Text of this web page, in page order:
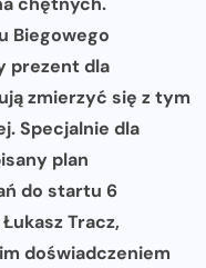
Biegowego
prezent dla
zmierzyć się z tym
Specjalnie dla
plan
do startu 6
Tracz,
doświadczeniem